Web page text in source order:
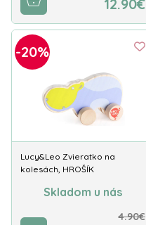
12.90€
-20%
Lucy&Leo Zvieratko na
kolesách, HROŠÍK
Skladom u nás
4.90€